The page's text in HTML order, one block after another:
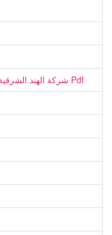
شركة الهند الشرقية البريطانية ودورها في تاريخ الخليج العربي Pdf